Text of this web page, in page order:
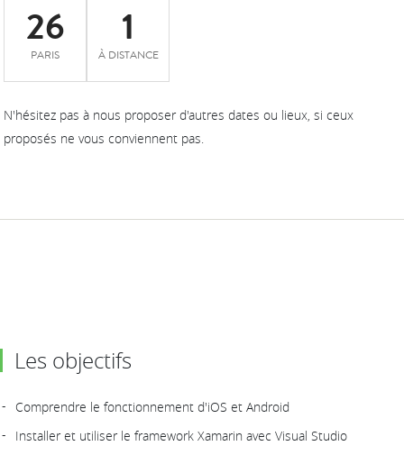
26
PARIS
1
À DISTANCE
N'hésitez pas à nous proposer d'autres dates ou lieux, si ceux
proposés ne vous conviennent pas.
Les objectifs
Comprendre le fonctionnement d'iOS et Android
Installer et utiliser le framework Xamarin avec Visual Studio